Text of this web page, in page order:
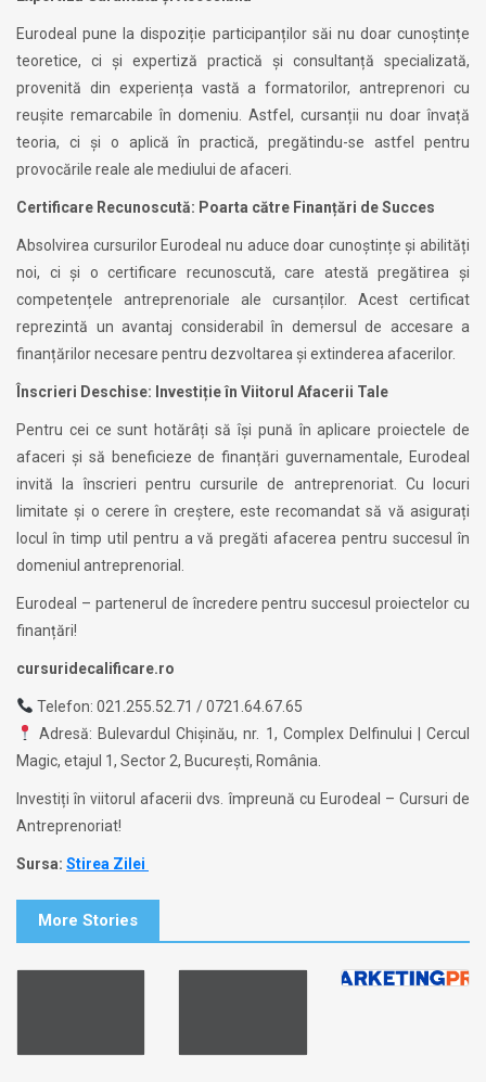
Eurodeal pune la dispoziție participanților săi nu doar cunoștințe
teoretice, ci și expertiză practică și consultanță specializată,
provenită din experiența vastă a formatorilor, antreprenori cu
reușite remarcabile în domeniu. Astfel, cursanții nu doar învață
teoria, ci și o aplică în practică, pregătindu-se astfel pentru
provocările reale ale mediului de afaceri.
Certificare Recunoscută: Poarta către Finanțări de Succes
Absolvirea cursurilor Eurodeal nu aduce doar cunoștințe și abilități
noi, ci și o certificare recunoscută, care atestă pregătirea și
competențele antreprenoriale ale cursanților. Acest certificat
reprezintă un avantaj considerabil în demersul de accesare a
finanțărilor necesare pentru dezvoltarea și extinderea afacerilor.
Înscrieri Deschise: Investiție în Viitorul Afacerii Tale
Pentru cei ce sunt hotărâți să își pună în aplicare proiectele de
afaceri și să beneficieze de finanțări guvernamentale, Eurodeal
invită la înscrieri pentru cursurile de antreprenoriat. Cu locuri
limitate și o cerere în creștere, este recomandat să vă asigurați
locul în timp util pentru a vă pregăti afacerea pentru succesul în
domeniul antreprenorial.
Eurodeal – partenerul de încredere pentru succesul proiectelor cu
finanțări!
cursuridecalificare.ro
Telefon: 021.255.52.71 / 0721.64.67.65
Adresă: Bulevardul Chișinău, nr. 1, Complex Delfinului | Cercul
Magic, etajul 1, Sector 2, București, România.
Investiți în viitorul afacerii dvs. împreună cu Eurodeal – Cursuri de
Antreprenoriat!
Sursa: Stirea Zilei
More Stories